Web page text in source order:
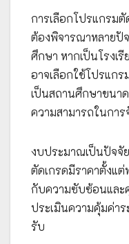
การเลือกโปรแกรม
ต้องพิจารณาหลายปั
ศึกษา หากเป็นโรงเ
อาจเลือกใช้โปรแก
เป็นสถานศึกษาขนา
ความสามารถในกา
งบประมาณเป็นปัจจั
ตัดเกรดมีราคาตั้งแ
กับความซับซ้อนแล
ประเมินความคุ้มค่า
รับ